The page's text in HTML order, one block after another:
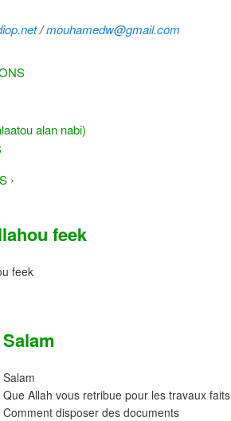
/mouhamedw@gmail.com
alan nabi)
›
feek
feek
Salam
Salam
Que Allah vous retribue pour les travaux faits
Comment disposer des documents